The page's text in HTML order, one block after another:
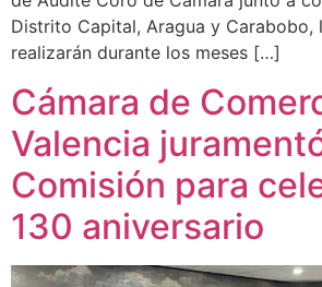
Distrito Capital, Aragua y Carabobo,
realizarán durante los meses […]
Cámara de
Valencia
Comisión para
130 aniversario